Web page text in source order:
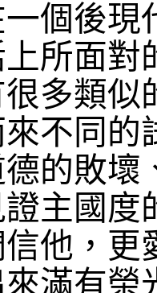
個後現
所面對
多類似
不同的
的敗
主國度
他，更
滿有榮